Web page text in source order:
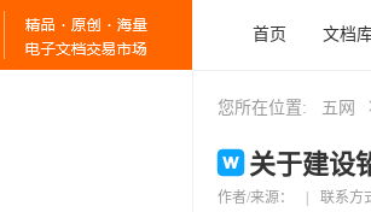
首页 文档
您所在位置: 五网
关于建设
作者/来源： 联系方